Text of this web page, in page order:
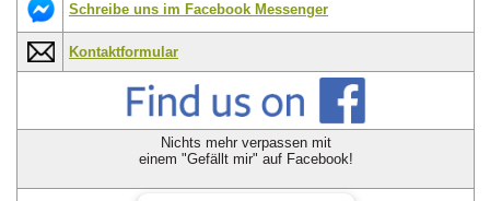
Schreibe uns im Facebook Messenger
Kontaktformular
Nichts mehr verpassen mit
einem "Gefällt mir" auf Facebook!